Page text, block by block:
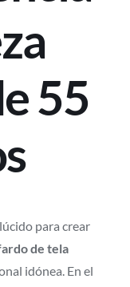
55
para crear
de tela
idónea. En el